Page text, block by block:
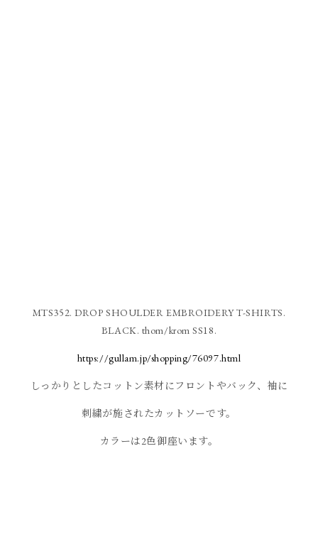
MTS352. DROP SHOULDER EMBROIDERY T-SHIRTS.
BLACK. thom/krom SS18.
https://gullam.jp/shopping/76097.html
しっかりとしたコットン素材にフロントやバック、袖に
刺繍が施されたカットソーです。
カラーは2色御座います。